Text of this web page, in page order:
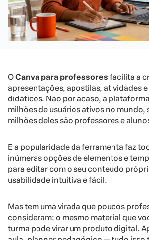
OCanva para professores facilita a
apresentações, apostilas, atividades
didáticos. Não por acaso, a
milhões de usuários ativos no mundo,
milhões deles são professores e
E a popularidade da ferramenta faz
inúmeras opções de elementos e
para editar com o seu conteúdo
usabilidade intuitiva e fácil.
Mas tem uma virada que poucos
consideram: o mesmo material que
turma pode virar um produto digital.